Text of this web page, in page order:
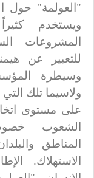
"العولمة" حول
ويستخدم
المشروعات
للتعبير عن
وسيطرة
ولاسيما تلك التي
على مستوى
الشعوب –
المناطق
الاستهلاك.